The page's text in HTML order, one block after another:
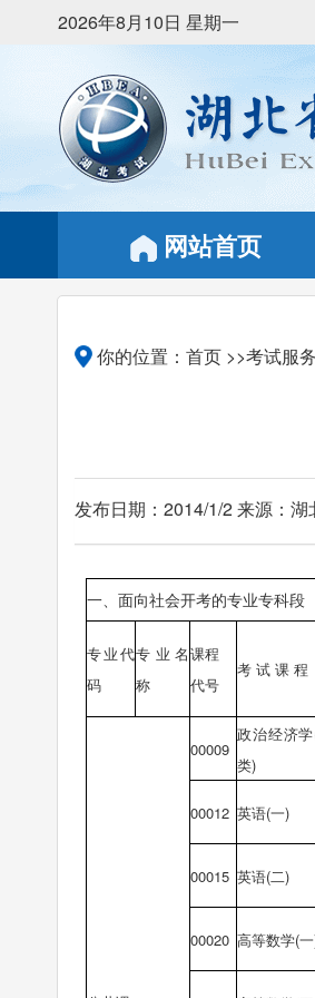
2026年8月10日 星期一
网站首页
你的位置： 首页 >>考试服
发布日期：2014/1/2 来源：
一、面向社会开考的专业专科段
专业代
码
专业名
称
课程
代号
考 试 课 程
00009
政治经济
类)
00012 英语(一)
00015 英语(二)
00020 高等数学(